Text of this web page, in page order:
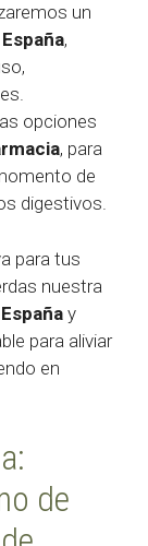
un
,
opciones
, para
de
digestivos.
para tus
nuestra
y
para aliviar
en
de